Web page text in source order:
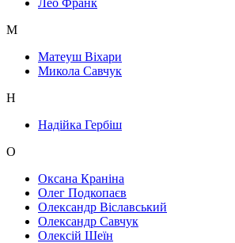
М
Матеуш Віхари
Микола Савчук
Н
Надійка Гербіш
О
Оксана Краніна
Олег Подкопаєв
Олександр Віславський
Олександр Савчук
Олексій Шеїн